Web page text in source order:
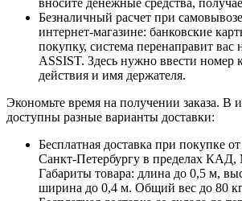
Безналичный расчет при
интернет-магазине: банковские
покупку, система перенаправит вас
ASSIST. Здесь нужно ввести номер
действия и имя держателя.
Экономьте время на получении заказа. В
доступны разные варианты доставки:
Бесплатная доставка при покупке
Санкт-Петербургу в пределах
Габариты товара: длина до 0,5 м,
ширина до 0,4 м. Общий вес до 80